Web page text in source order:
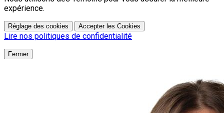
expérience.
Réglage des cookies Accepter les Cookies
Lire nos politiques de confidentialité
Fermer